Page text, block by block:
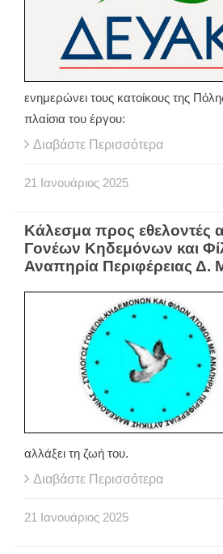
ενημερώνει τους κατοίκους της
πλαίσια του έργου:
Διαβάστε Περισσότερα
21 Ιανουάριος 2025
Κάλεσμα προς εθελοντές
Γονέων Κηδεμόνων και
Αναπηρία Περιφέρειας Δ.
αλλάξει τη ζωή του.
Διαβάστε Περισσότερα
21 Ιανουάριος 2025